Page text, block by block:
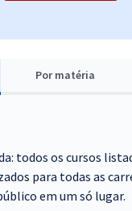
Por matéria
todos os cursos
para todas as
em um só lugar.